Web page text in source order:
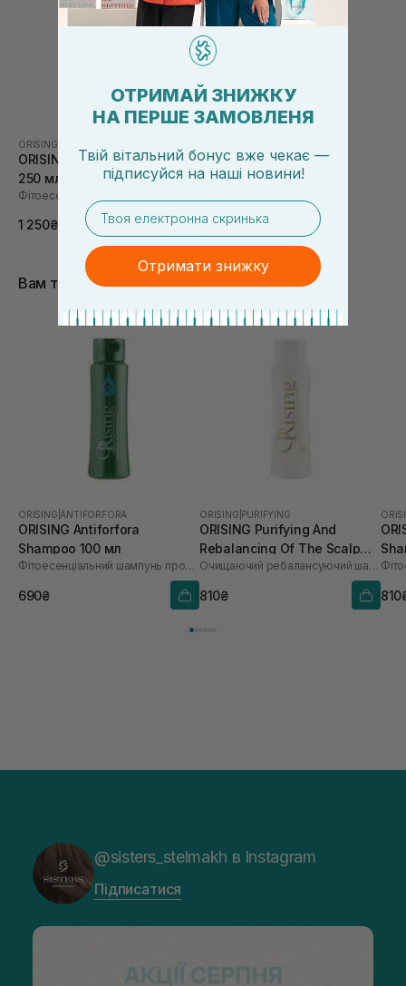
ORISING
ORISING Grassi Shampoo
250 мл
1 250₴
Вам також сподобається
ORISING ANTIFORFORA
ORISING Antiforfora
Shampoo 100 мл
Фітоесенціальний шампунь проти лупи
690₴
ORISING PURIFYING
ORISING Purifying And
Rebalancing Of The Scalp
Shampoo 100 мл
Очищаючий ребалансуючий шампунь
810₴
@sisters_stelmakh в Instagram
Підписатися
ОТРИМАЙ ЗНИЖКУ
НА ПЕРШЕ ЗАМОВЛЕНЯ
Твій вітальний бонус вже чекає —
підписуйся на наші новини!
email
Отримати знижку